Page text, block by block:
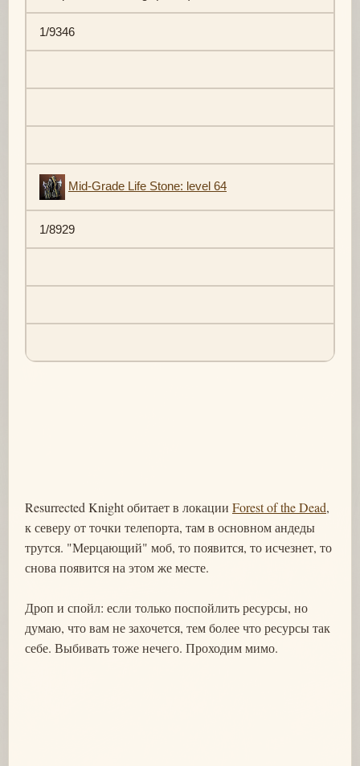
1/9346
Mid-Grade Life Stone: level 64
1/8929
Resurrected Knight обитает в локации Forest of the Dead,
к северу от точки телепорта, там в основном андеды
трутся. "Мерцающий" моб, то появится, то исчезнет, то
снова появится на этом же месте.
Дроп и спойл: если только поспойлить ресурсы, но
думаю, что вам не захочется, тем более что ресурсы так
себе. Выбивать тоже нечего. Проходим мимо.